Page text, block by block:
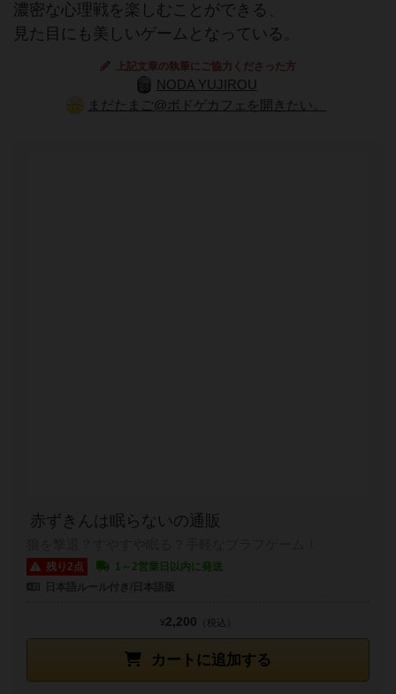
濃密な心理戦を楽しむことができる、
見た目にも美しいゲームとなっている。
上記文章の執筆にご協力くださった方
NODA YUJIROU
まだたまご@ボドゲカフェを開きたい。
赤ずきんは眠らないの通販
残り2点
1～2営業日以内に発送
カートに追加する
¥2,200 （税込）